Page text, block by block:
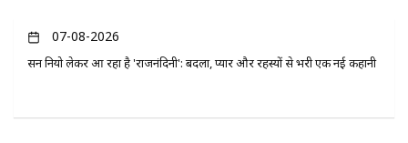
07-08-2026
सन नियो लेकर आ रहा है 'राजनंदिनी': बदला, प्यार और रहस्यों से भरी एक नई कहानी